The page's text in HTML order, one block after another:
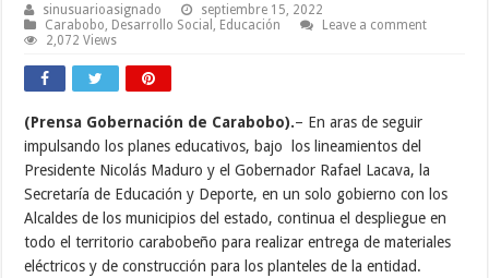
sinusuarioasignado
septiembre 15, 2022
Carabobo Desarrollo Social Educación
Leave a comment
2,072 Views
(Prensa Gobernación de Carabobo).– En aras de seguir
impulsando los planes educativos, bajo los lineamientos del
Presidente Nicolás Maduro y el Gobernador Rafael Lacava, la
Secretaría de Educación y Deporte, en un solo gobierno con los
Alcaldes de los municipios del estado, continua el despliegue en
todo el territorio carabobeño para realizar entrega de materiales
eléctricos y de construcción para los planteles de la entidad.